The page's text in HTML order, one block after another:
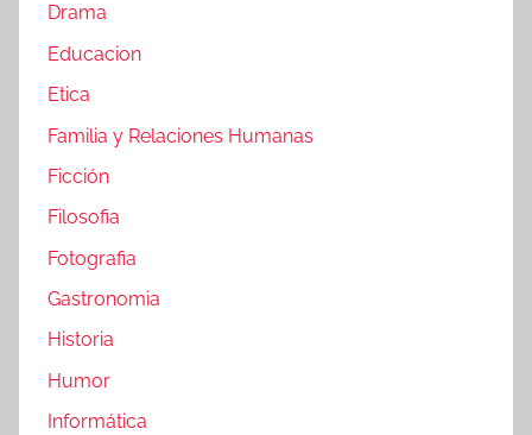
Drama
Educacion
Etica
Familia y Relaciones Humanas
Ficción
Filosofia
Fotografia
Gastronomia
Historia
Humor
Informática